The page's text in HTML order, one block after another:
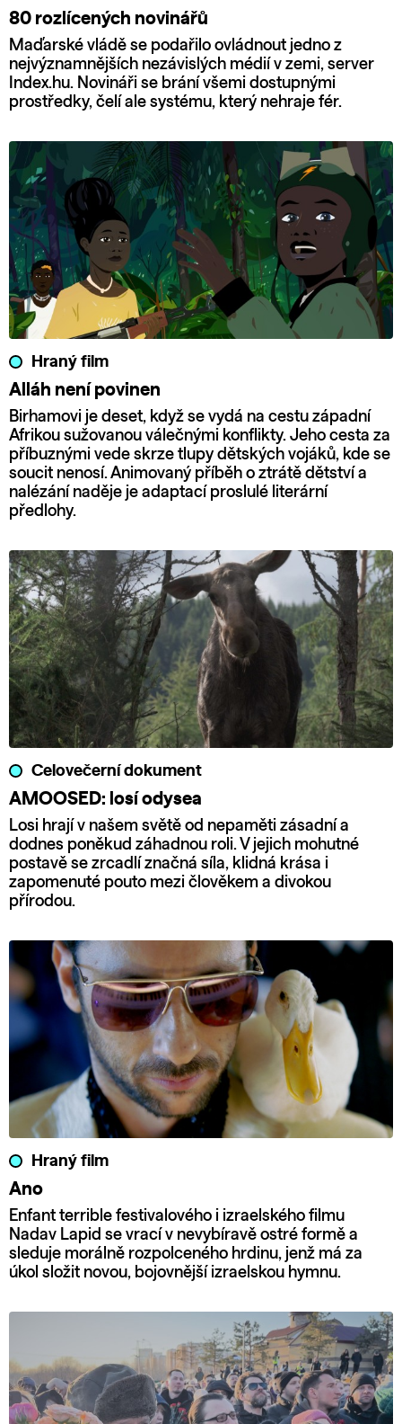
80 rozlícených novinářů
Maďarské vládě se podařilo ovládnout jedno z
nejvýznamnějších nezávislých médií v zemi, server
Index.hu. Novináři se brání všemi dostupnými
prostředky, čelí ale systému, který nehraje fér.
Hraný film
Alláh není povinen
Birhamovi je deset, když se vydá na cestu západní
Afrikou sužovanou válečnými konflikty. Jeho cesta za
příbuznými vede skrze tlupy dětských vojáků, kde se
soucit nenosí. Animovaný příběh o ztrátě dětství a
nalézání naděje je adaptací proslulé literární
předlohy.
Celovečerní dokument
AMOOSED: losí odysea
Losi hrají v našem světě od nepaměti zásadní a
dodnes poněkud záhadnou roli. V jejich mohutné
postavě se zrcadlí značná síla, klidná krása i
zapomenuté pouto mezi člověkem a divokou
přírodou.
Hraný film
Ano
Enfant terrible festivalového i izraelského filmu
Nadav Lapid se vrací v nevybíravě ostré formě a
sleduje morálně rozpolceného hrdinu, jenž má za
úkol složit novou, bojovnější izraelskou hymnu.